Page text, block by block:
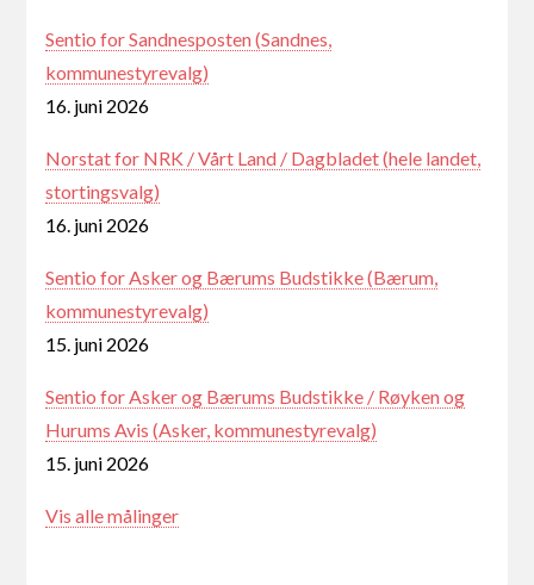
Sentio for Sandnesposten (Sandnes,
kommunestyrevalg)
16. juni 2026
Norstat for NRK / Vårt Land / Dagbladet (hele landet,
stortingsvalg)
16. juni 2026
Sentio for Asker og Bærums Budstikke (Bærum,
kommunestyrevalg)
15. juni 2026
Sentio for Asker og Bærums Budstikke / Røyken og
Hurums Avis (Asker, kommunestyrevalg)
15. juni 2026
Vis alle målinger